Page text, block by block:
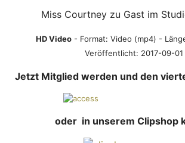
Miss Courtney zu Gast im
HD Video- Format: Video (mp4) -
Veröffentlicht: 2017-09-01
Jetzt Mitglied werden und den
oder in unserem Clipshop